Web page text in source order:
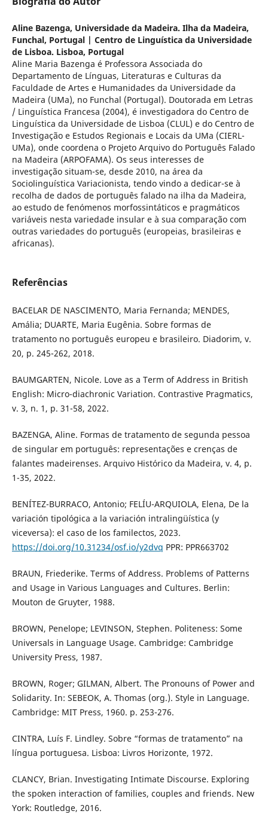
Aline Bazenga, Universidade da Madeira. Ilha da Madeira,
Funchal, Portugal | Centro de Linguística da Universidade
de Lisboa. Lisboa, Portugal
Aline Maria Bazenga é Professora Associada do
Departamento de Línguas, Literaturas e Culturas da
Faculdade de Artes e Humanidades da Universidade da
Madeira (UMa), no Funchal (Portugal). Doutorada em Letras
/ Linguística Francesa (2004), é investigadora do Centro de
Linguística da Universidade de Lisboa (CLUL) e do Centro de
Investigação e Estudos Regionais e Locais da UMa (CIERL-
UMa), onde coordena o Projeto Arquivo do Português Falado
na Madeira (ARPOFAMA). Os seus interesses de
investigação situam-se, desde 2010, na área da
Sociolinguística Variacionista, tendo vindo a dedicar-se à
recolha de dados de português falado na ilha da Madeira,
ao estudo de fenómenos morfossintáticos e pragmáticos
variáveis nesta variedade insular e à sua comparação com
outras variedades do português (europeias, brasileiras e
africanas).
Referências
BACELAR DE NASCIMENTO, Maria Fernanda; MENDES,
Amália; DUARTE, Maria Eugênia. Sobre formas de
tratamento no português europeu e brasileiro. Diadorim, v.
20, p. 245-262, 2018.
BAUMGARTEN, Nicole. Love as a Term of Address in British
English: Micro-diachronic Variation. Contrastive Pragmatics,
v. 3, n. 1, p. 31-58, 2022.
BAZENGA, Aline. Formas de tratamento de segunda pessoa
de singular em português: representações e crenças de
falantes madeirenses. Arquivo Histórico da Madeira, v. 4, p.
1-35, 2022.
BENÍTEZ-BURRACO, Antonio; FELÍU-ARQUIOLA, Elena, De la
variación tipológica a la variación intralingüística (y
viceversa): el caso de los familectos, 2023.
https://doi.org/10.31234/osf.io/y2dvq PPR: PPR663702
BRAUN, Friederike. Terms of Address. Problems of Patterns
and Usage in Various Languages and Cultures. Berlin:
Mouton de Gruyter, 1988.
BROWN, Penelope; LEVINSON, Stephen. Politeness: Some
Universals in Language Usage. Cambridge: Cambridge
University Press, 1987.
BROWN, Roger; GILMAN, Albert. The Pronouns of Power and
Solidarity. In: SEBEOK, A. Thomas (org.). Style in Language.
Cambridge: MIT Press, 1960. p. 253-276.
CINTRA, Luís F. Lindley. Sobre “formas de tratamento” na
língua portuguesa. Lisboa: Livros Horizonte, 1972.
CLANCY, Brian. Investigating Intimate Discourse. Exploring
the spoken interaction of families, couples and friends. New
York: Routledge, 2016.